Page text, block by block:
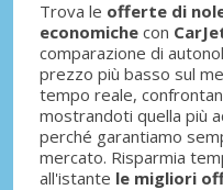
Trova le offerte di
economiche con
comparazione di
prezzo più basso sul
tempo reale,
mostrandoti quella più
perché garantiamo
mercato. Risparmia
all'istante le migliori